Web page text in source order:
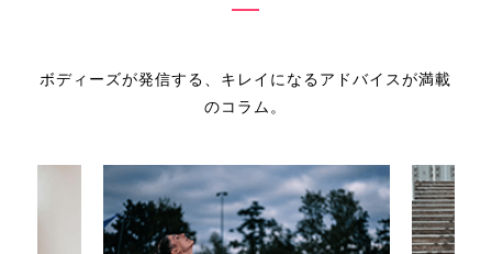
ボディーズが発信する、キレイになるアドバイスが満載
のコラム。